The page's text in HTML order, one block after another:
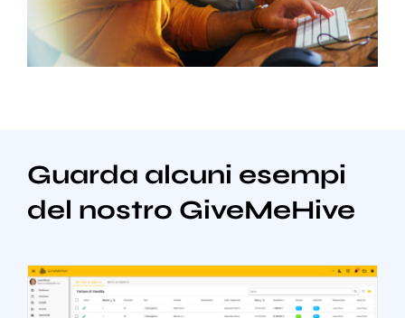
Guarda alcuni esempi
del nostro GiveMeHive